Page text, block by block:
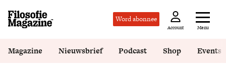
Word abonnee
Account Menu
Magazine Nieuwsbrief Podcast Shop Events